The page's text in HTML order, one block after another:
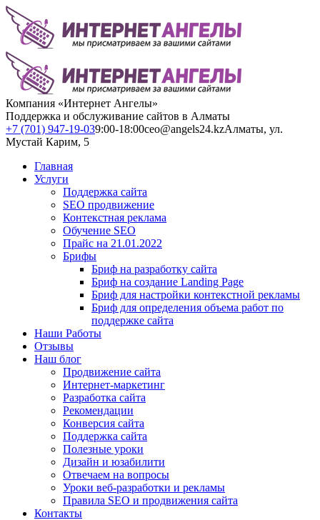
Компания «Интернет Ангелы»
Поддержка и обслуживание сайтов в Алматы
+7 (701) 947-19-039:00-18:00ceo@angels24.kzАлматы, ул.
Мустай Карим, 5
Главная
Услуги
Поддержка сайта
SEO продвижение
Контекстная реклама
Обучение SEO
Прайс на 21.01.2022
Брифы
Бриф на разработку сайта
Бриф на создание Landing Page
Бриф для настройки контекстной рекламы
Бриф для определения объема работ по
поддержке сайта
Наши Работы
Отзывы
Наш блог
Продвижение сайта
Интернет-маркетинг
Разработка сайта
Рекомендации
Конверсия сайта
Поддержка сайта
Полезные уроки
Дизайн и юзабилити
Отвечаем на вопросы
Уроки веб-разработки и рекламы
Правила SEO и продвижения сайта
Контакты